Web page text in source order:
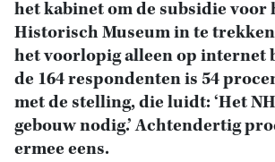
het kabinet om de subsidie voor
Historisch Museum in te
het voorlopig alleen op internet
de 164 respondenten is 54
met de stelling, die luidt: ‘Het
gebouw nodig.’ Achtendertig
ermee eens.